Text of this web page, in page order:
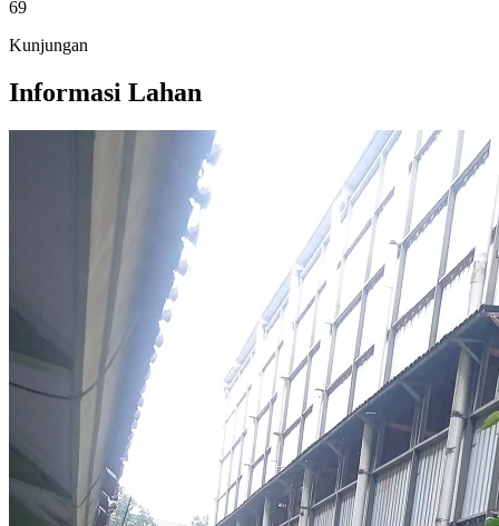
69
Kunjungan
Informasi Lahan